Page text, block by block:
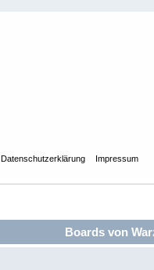
Datenschutzerklärung Impressum
Boards von